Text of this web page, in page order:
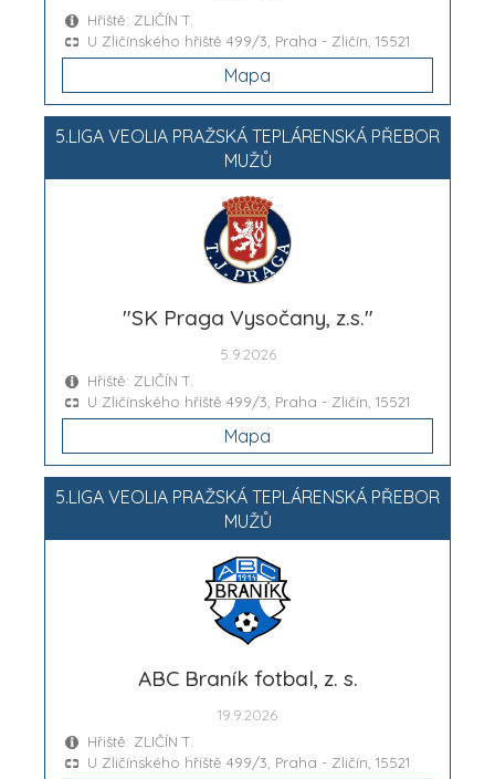
Hřiště: ZLIČÍN T.
U Zličínského hřiště 499/3, Praha - Zličín, 15521
Mapa
5.LIGA VEOLIA PRAŽSKÁ TEPLÁRENSKÁ PŘEBOR
MUŽŮ
"SK Praga Vysočany, z.s."
5.9.2026
Hřiště: ZLIČÍN T.
U Zličínského hřiště 499/3, Praha - Zličín, 15521
Mapa
5.LIGA VEOLIA PRAŽSKÁ TEPLÁRENSKÁ PŘEBOR
MUŽŮ
ABC Braník fotbal, z. s.
19.9.2026
Hřiště: ZLIČÍN T.
U Zličínského hřiště 499/3, Praha - Zličín, 15521